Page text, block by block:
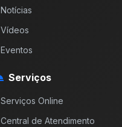
Notícias
Vídeos
Eventos
Serviços
Serviços Online
Central de Atendimento